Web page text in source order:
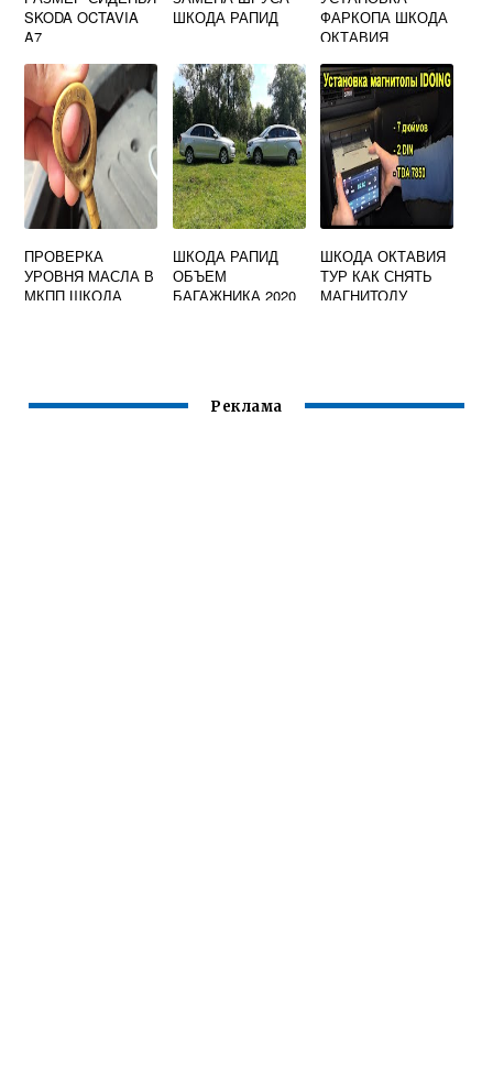
SKODA OCTAVIA
A7
ШКОДА РАПИД
ФАРКОПА ШКОДА
ОКТАВИЯ
ПРОВЕРКА
УРОВНЯ МАСЛА В
МКПП ШКОДА
ШКОДА РАПИД
ОБЪЕМ
БАГАЖНИКА 2020
ШКОДА ОКТАВИЯ
ТУР КАК СНЯТЬ
МАГНИТОЛУ
Реклама